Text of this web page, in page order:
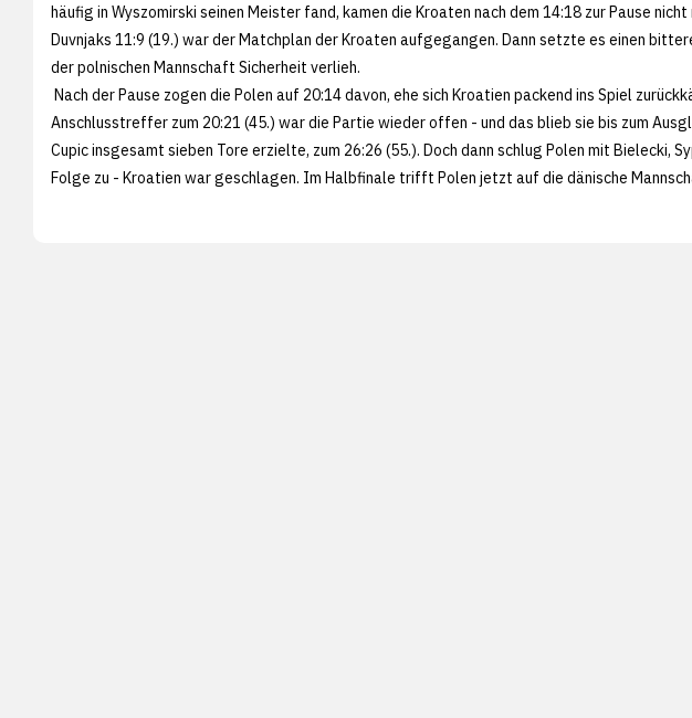
häufig in Wyszomirski seinen Meister fand, kamen die Kroaten nach dem 14:18 zur Pause
Duvnjaks 11:9 (19.) war der Matchplan der Kroaten aufgegangen. Dann setzte es einen
der polnischen Mannschaft Sicherheit verlieh.
Nach der Pause zogen die Polen auf 20:14 davon, ehe sich Kroatien packend ins Spiel
Anschlusstreffer zum 20:21 (45.) war die Partie wieder offen - und das blieb sie bis zum
Cupic insgesamt sieben Tore erzielte, zum 26:26 (55.). Doch dann schlug Polen mit Bielecki,
Folge zu - Kroatien war geschlagen. Im Halbfinale trifft Polen jetzt auf die dänische